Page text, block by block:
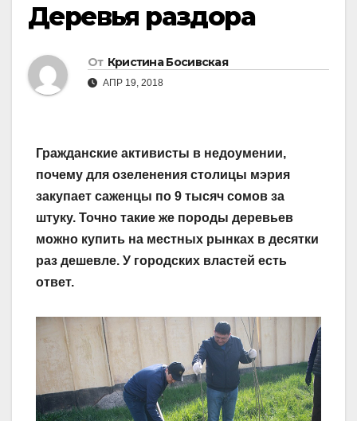
Деревья раздора
От Кристина Босивская
АПР 19, 2018
Гражданские активисты в недоумении,
почему для озеленения столицы мэрия
закупает саженцы по 9 тысяч сомов за
штуку. Точно такие же породы деревьев
можно купить на местных рынках в десятки
раз дешевле. У городских властей есть
ответ.